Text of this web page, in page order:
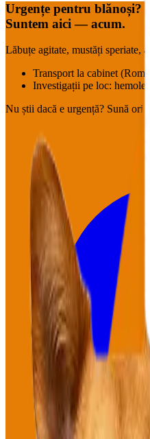
Urgențe pentru blănoși?
Suntem aici — acum.
Lăbuțe agitate, mustăți speriate,
Transport la cabinet
Investigații pe loc:
Nu știi dacă e urgență? Sună